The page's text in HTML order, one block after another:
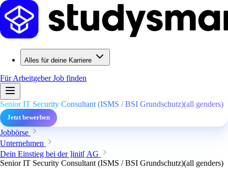
Alles für deine Karriere
Für ArbeitgeberJob finden
Senior IT Security Consultant (ISMS / BSI Grundschutz)(all genders)
Jetzt bewerben
Jobbörse
Unternehmen
Dein Einstieg bei der ]init[ AG
Senior IT Security Consultant (ISMS / BSI Grundschutz)(all genders)